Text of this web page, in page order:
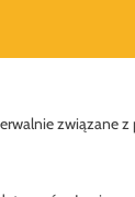
związane